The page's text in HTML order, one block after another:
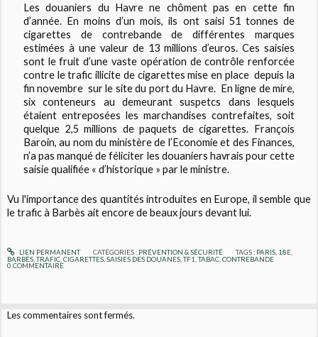
Les douaniers du Havre ne chôment pas en cette fin
d’année. En moins d’un mois, ils ont saisi 51 tonnes de
cigarettes de contrebande de différentes marques
estimées à une valeur de 13 millions d’euros. Ces saisies
sont le fruit d’une vaste opération de contrôle renforcée
contre le trafic illicite de cigarettes mise en place depuis la
fin novembre sur le site du port du Havre. En ligne de mire,
six conteneurs au demeurant suspetcs dans lesquels
étaient entreposées les marchandises contrefaites, soit
quelque 2,5 millions de paquets de cigarettes. François
Baroin, au nom du ministère de l’Economie et des Finances,
n’a pas manqué de féliciter les douaniers havrais pour cette
saisie qualifiée « d’historique » par le ministre.
Vu l'importance des quantités introduites en Europe, il semble que
le trafic à Barbès ait encore de beaux jours devant lui.
LIEN PERMANENT CATÉGORIES : PRÉVENTION & SÉCURITÉ TAGS : PARIS 18E
BARBÈS ,TRAFIC ,CIGARETTES ,SAISIES DES DOUANES ,TF1 ,TABAC ,CONTREBANDE
0 COMMENTAIRE
Les commentaires sont fermés.